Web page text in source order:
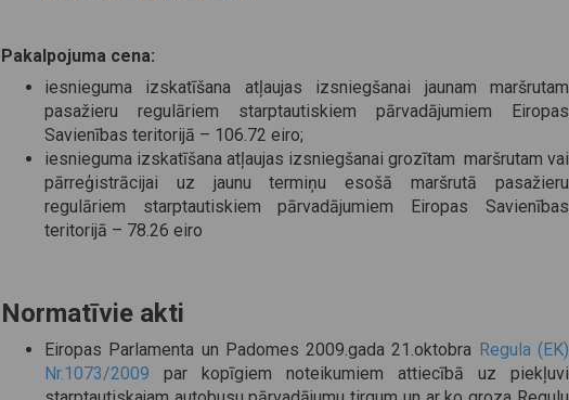
Pakalpojuma cena:
iesnieguma izskatīšana atļaujas izsniegšanai jaunam maršrutam
pasažieru regulāriem starptautiskiem pārvadājumiem Eiropas
Savienības teritorijā – 106.72 eiro;
iesnieguma izskatīšana atļaujas izsniegšanai grozītam maršrutam vai
pārreģistrācijai uz jaunu termiņu esošā maršrutā pasažieru
regulāriem starptautiskiem pārvadājumiem Eiropas Savienības
teritorijā – 78.26 eiro
Normatīvie akti
Eiropas Parlamenta un Padomes 2009.gada 21.oktobra Regula (EK)
Nr.1073/2009 par kopīgiem noteikumiem attiecībā uz piekļuvi